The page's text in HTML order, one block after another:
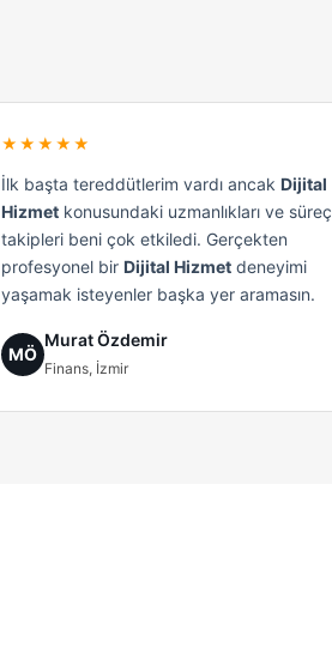
★★★★★
İlk başta tereddütlerim vardı ancak Dijital
Hizmet konusundaki uzmanlıkları ve süreç
takipleri beni çok etkiledi. Gerçekten
profesyonel bir Dijital Hizmet deneyimi
yaşamak isteyenler başka yer aramasın.
MÖ
Murat Özdemir
Finans, İzmir